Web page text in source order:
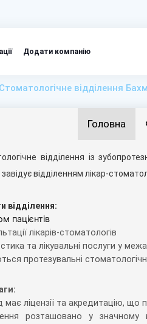
Додати компанію
Стоматологічне відділення
Головна
відділення із
завідує відділенням лікар-
відділення:
пацієнтів
лікарів-стоматологів
та лікувальні послуги у
протезувальні
має ліцензії та акредитацію,
розташовано у